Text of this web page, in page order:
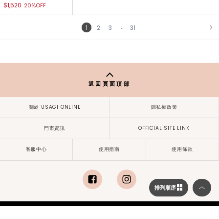
$1,520 20%OFF
1 2 3 ...
31
排列順序
返回頁面頂部
關於 USAGI ONLINE 隱私權政策
門市資訊 OFFICIAL SITE LINK
客服中心 使用指南 使用條款